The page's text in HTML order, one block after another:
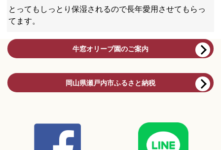
とってもしっとり保湿されるので長年愛用させてもらっ
てます。
牛窓オリーブ園のご案内
岡山県瀬戸内市ふるさと納税